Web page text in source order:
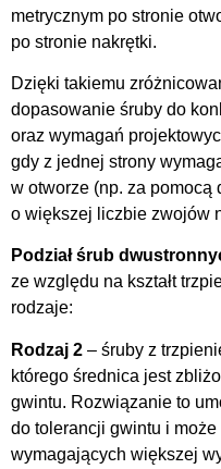
metrycznym po stronie
po stronie nakrętki.
Dzięki takiemu
dopasowanie śruby do
oraz wymagań
gdy z jednej strony
w otworze (np. za
o większej liczbie zwojów
Podział śrub
ze względu na kształt
rodzaje:
Rodzaj 2 – śruby z
którego średnica jest
gwintu. Rozwiązanie to
do tolerancji gwintu i może
wymagających większej